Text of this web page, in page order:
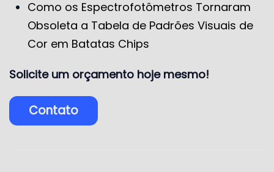
Como os Espectrofotômetros Tornaram
Obsoleta a Tabela de Padrões Visuais de
Cor em Batatas Chips
Solicite um orçamento hoje mesmo!
Contato